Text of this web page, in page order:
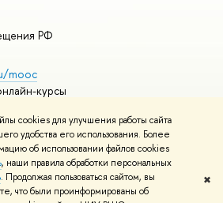
cookies для улучшения работы сайта
удобства его использования. Более
об использовании файлов cookies
, наши правила обработки персональных
. Продолжая пользоваться сайтом, вы
что были проинформированы об
✖
РФ
mooc
курсы
Адреса и контакты